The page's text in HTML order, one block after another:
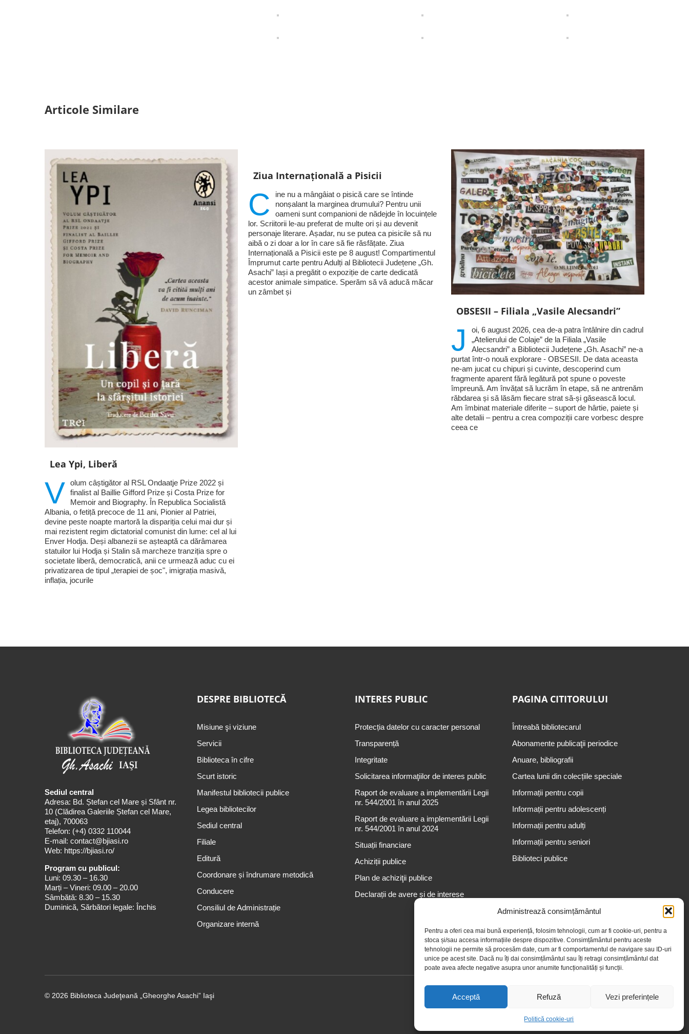
Administrează consimțământul
Pentru a oferi cea mai bună experiență, folosim tehnologii, cum ar fi cookie-uri, pentru a
stoca și/sau accesa informațiile despre dispozitive. Consimțământul pentru aceste
tehnologii ne permite să procesăm date, cum ar fi comportamentul de navigare sau ID-uri
unice pe acest site. Dacă nu îți dai consimțământul sau îți retragi consimțământul dat
poate avea afecte negative asupra unor anumite funcționalități și funcții.
Acceptă Refuză Vezi preferințele
Politică cookie-uri
Articole Similare
Lea Ypi, Liberă
V olum câștigător al RSL Ondaatje Prize 2022 și
finalist al Baillie Gifford Prize și Costa Prize for
Memoir and Biography. În Republica Socialistă
Albania, o fetiță precoce de 11 ani, Pionier al Patriei,
devine peste noapte martoră la dispariția celui mai dur și
mai rezistent regim dictatorial comunist din lume: cel al lui
Enver Hodja. Deși albanezii se așteaptă ca dărâmarea
statuilor lui Hodja și Stalin să marcheze tranziția spre o
societate liberă, democratică, anii ce urmează aduc cu ei
privatizarea de tipul „terapiei de șoc", imigrația masivă,
inflația, jocurile
Ziua Internațională a Pisicii
C
ine nu a mângâiat o pisică care se întinde
nonșalant la marginea drumului? Pentru unii
oameni sunt companioni de nădejde în locuințele
lor. Scriitorii le-au preferat de multe ori și au devenit
personaje literare. Așadar, nu se putea ca pisicile să nu
aibă o zi doar a lor în care să fie răsfățate. Ziua
Internațională a Pisicii este pe 8 august! Compartimentul
Împrumut carte pentru Adulți al Bibliotecii Județene „Gh.
Asachi” Iași a pregătit o expoziție de carte dedicată
acestor animale simpatice. Sperăm să vă aducă măcar
un zâmbet și
OBSESII – Filiala „Vasile Alecsandri”
J
oi, 6 august 2026, cea de-a patra întâlnire din cadrul
„Atelierului de Colaje” de la Filiala „Vasile
Alecsandri” a Bibliotecii Județene „Gh. Asachi” ne-a
purtat într-o nouă explorare - OBSESII. De data aceasta
ne-am jucat cu chipuri și cuvinte, descoperind cum
fragmente aparent fără legătură pot spune o poveste
împreună. Am învățat să lucrăm în etape, să ne antrenăm
răbdarea și să lăsăm fiecare strat să-și găsească locul.
Am îmbinat materiale diferite – suport de hârtie, paiete și
alte detalii – pentru a crea compoziții care vorbesc despre
ceea ce
Sediul central
Adresa: Bd. Ștefan cel Mare și Sfânt nr.
10 (Clădirea Galeriile Ștefan cel Mare,
etaj), 700063
Telefon: (+4) 0332 110044
E-mail: contact@bjiasi.ro
Web: https://bjiasi.ro/
Program cu publicul:
Luni: 09.30 – 16.30
Marți – Vineri: 09.00 – 20.00
Sâmbătă: 8.30 – 15.30
Duminică, Sărbători legale: Închis
DESPRE BIBLIOTECĂ
Misiune şi viziune
Servicii
Biblioteca în cifre
Scurt istoric
Manifestul bibliotecii publice
Legea bibliotecilor
Sediul central
Filiale
Editură
Coordonare și îndrumare metodică
Conducere
Consiliul de Administrație
Organizare internă
INTERES PUBLIC
Protecția datelor cu caracter personal
Transparență
Integritate
Solicitarea informaţiilor de interes public
Raport de evaluare a implementării Legii
nr. 544/2001 în anul 2025
Raport de evaluare a implementării Legii
nr. 544/2001 în anul 2024
Situații financiare
Achiziții publice
Plan de achiziţii publice
Declarații de avere și de interese
PAGINA CITITORULUI
Întreabă bibliotecarul
Abonamente publicaţii periodice
Anuare, bibliografii
Cartea lunii din colecțiile speciale
Informații pentru copii
Informații pentru adolescenți
Informații pentru adulți
Informații pentru seniori
Biblioteci publice
© 2026 Biblioteca Judeţeană „Gheorghe Asachi” Iaşi